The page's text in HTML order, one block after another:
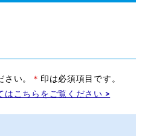
い。 ＊ 印は必須項目です。
はこちらをご覧ください >